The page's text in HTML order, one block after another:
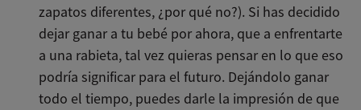
zapatos diferentes, ¿por qué no?). Si has decidido
dejar ganar a tu bebé por ahora, que a enfrentarte
a una rabieta, tal vez quieras pensar en lo que eso
podría significar para el futuro. Dejándolo ganar
todo el tiempo, puedes darle la impresión de que